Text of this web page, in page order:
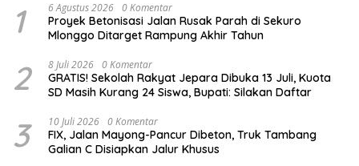
1 6 Agustus 2026 0 Komentar
Proyek Betonisasi Jalan Rusak Parah di Sekuro
Mlonggo Ditarget Rampung Akhir Tahun
2 8 Juli 2026 0 Komentar
GRATIS! Sekolah Rakyat Jepara Dibuka 13 Juli, Kuota
SD Masih Kurang 24 Siswa, Bupati: Silakan Daftar
3 10 Juli 2026 0 Komentar
FIX, Jalan Mayong-Pancur Dibeton, Truk Tambang
Galian C Disiapkan Jalur Khusus